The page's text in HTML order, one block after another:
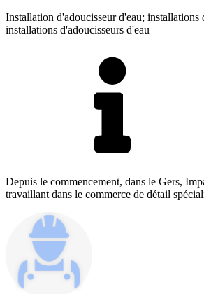
Installation d'adoucisseur d'eau; installations
installations d'adoucisseurs d'eau
Depuis le commencement, dans le Gers,
travaillant dans le commerce de détail